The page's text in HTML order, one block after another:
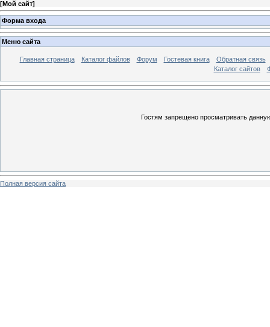
[Мой сайт]
Форма входа
Меню сайта
Главная страница Каталог файлов Форум Гостевая книга
Обратная связь
Каталог сайтов
Гостям запрещено просматривать
Полная версия сайта